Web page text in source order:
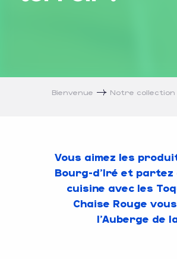
Bienvenue Notre
Vous aimez les
Bourg-d’Iré et partez
cuisine avec les
Chaise Rouge
l’Auberge de